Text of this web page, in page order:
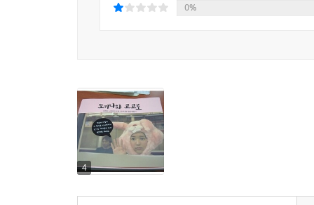
택시 운전수가 어떤 반응을 보일까 기대했지만, “
--- ‘도쿄를 보다’중에서
오키나와의 영혼.
그 두 곳에 선 사유리의 마음. 보이는 것 안에 보
약자의 슬픔도 느낄 수 있지만, 끝내 사랑과 희망
오키나와 코코로
0%
4